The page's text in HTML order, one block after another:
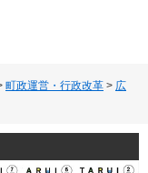
町政運営・行政改革 > 広